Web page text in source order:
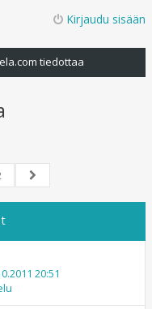
Kirjaudu sisään
tiedottaa
Seuraava
20:51